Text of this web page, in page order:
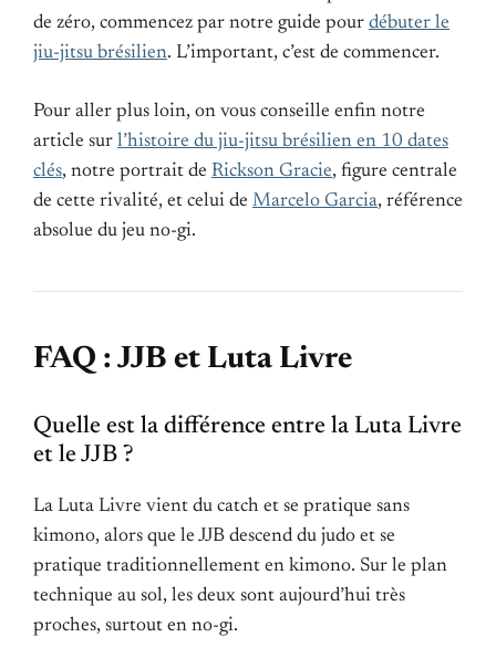
de zéro, commencez par notre guide pour débuter le
jiu-jitsu brésilien. L’important, c’est de commencer.
Pour aller plus loin, on vous conseille enfin notre
article sur l’histoire du jiu-jitsu brésilien en 10 dates
clés, notre portrait de Rickson Gracie, figure centrale
de cette rivalité, et celui de Marcelo Garcia, référence
absolue du jeu no-gi.
FAQ : JJB et Luta Livre
Quelle est la différence entre la Luta Livre
et le JJB ?
La Luta Livre vient du catch et se pratique sans
kimono, alors que le JJB descend du judo et se
pratique traditionnellement en kimono. Sur le plan
technique au sol, les deux sont aujourd’hui très
proches, surtout en no-gi.